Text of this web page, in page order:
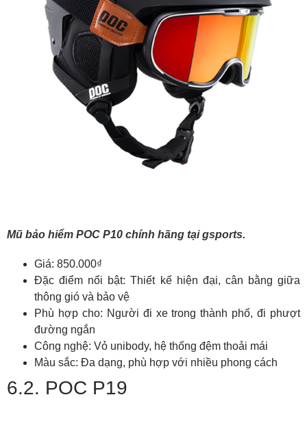
Mũ bảo hiểm POC P10 chính hãng tại gsports.
Giá: 850.000₫
Đặc điểm nổi bật: Thiết kế hiện đại, cân bằng giữa
thông gió và bảo vệ
Phù hợp cho: Người đi xe trong thành phố, đi phượt
đường ngắn
Công nghệ: Vỏ unibody, hệ thống đệm thoải mái
Màu sắc: Đa dạng, phù hợp với nhiều phong cách
6.2. POC P19